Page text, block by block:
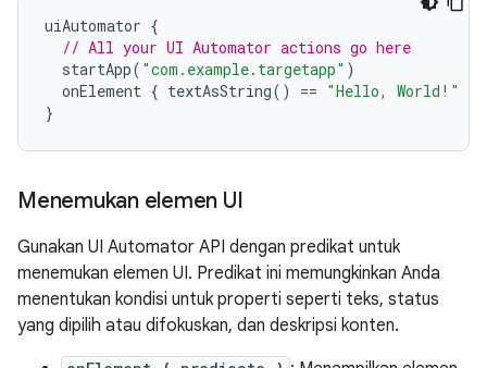
uiAutomator {
// All your UI Automator actions go here
startApp( "com.example.targetapp" )
onElement { textAsString() == "Hello, World!"
}
Menemukan elemen UI
Gunakan UI Automator API dengan predikat untuk
menemukan elemen UI. Predikat ini memungkinkan Anda
menentukan kondisi untuk properti seperti teks, status
yang dipilih atau difokuskan, dan deskripsi konten.